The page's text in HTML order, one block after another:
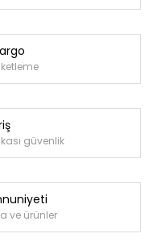
güvenlik
ve ürünler